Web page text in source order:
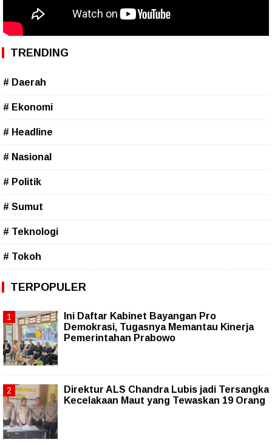
TRENDING
# Daerah
# Ekonomi
# Headline
# Nasional
# Politik
# Sumut
# Teknologi
# Tokoh
TERPOPULER
Ini Daftar Kabinet Bayangan Pro
Demokrasi, Tugasnya Memantau Kinerja
Pemerintahan Prabowo
Direktur ALS Chandra Lubis jadi Tersangka
Kecelakaan Maut yang Tewaskan 19 Orang